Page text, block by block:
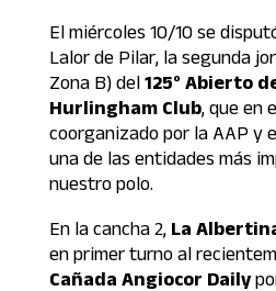
El miércoles 10/10 se
Lalor de Pilar, la segunda
Zona B) del 125° Abierto
Hurlingham Club, que en
coorganizado por la AAP y
una de las entidades más
nuestro polo.
En la cancha 2,La
en primer turno al
Cañada Angiocor Daily